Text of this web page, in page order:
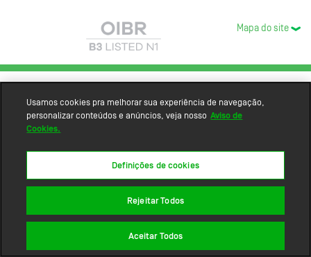
Mapa do site
Usamos cookies pra melhorar sua experiência de navegação,
personalizar conteúdos e anúncios, veja nosso Aviso de
Cookies.
Definições de cookies
Rejeitar Todos
Aceitar Todos